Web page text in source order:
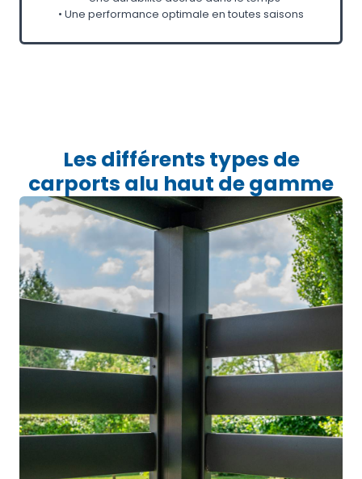
• Une performance optimale en toutes saisons
Les différents types de
carports alu haut de gamme